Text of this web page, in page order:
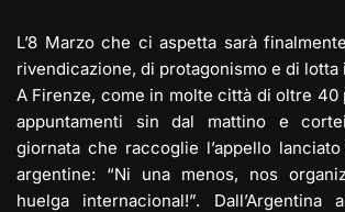
L’8 Marzo che ci aspetta sarà
rivendicazione, di protagonismo e di lotta
A Firenze, come in molte città di oltre 40
appuntamenti sin dal mattino e
giornata che raccoglie l’appello
argentine: “Ni una menos, nos
huelga internacional!”. Dall’Argentina